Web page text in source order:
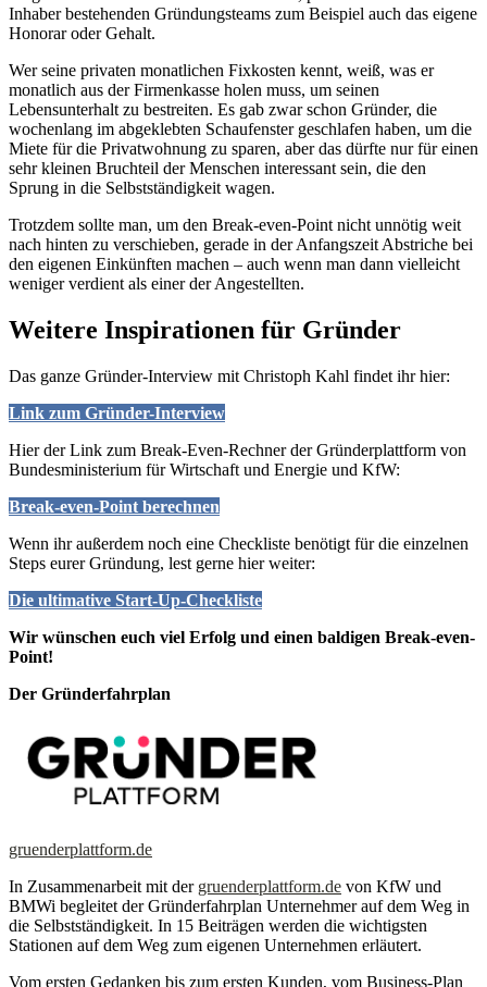
Inhaber bestehenden Gründungsteams zum Beispiel auch das eigene
Honorar oder Gehalt.
Wer seine privaten monatlichen Fixkosten kennt, weiß, was er
monatlich aus der Firmenkasse holen muss, um seinen
Lebensunterhalt zu bestreiten. Es gab zwar schon Gründer, die
wochenlang im abgeklebten Schaufenster geschlafen haben, um die
Miete für die Privatwohnung zu sparen, aber das dürfte nur für einen
sehr kleinen Bruchteil der Menschen interessant sein, die den
Sprung in die Selbstständigkeit wagen.
Trotzdem sollte man, um den Break-even-Point nicht unnötig weit
nach hinten zu verschieben, gerade in der Anfangszeit Abstriche bei
den eigenen Einkünften machen – auch wenn man dann vielleicht
weniger verdient als einer der Angestellten.
Weitere Inspirationen für Gründer
Das ganze Gründer-Interview mit Christoph Kahl findet ihr hier:
Link zum Gründer-Interview
Hier der Link zum Break-Even-Rechner der Gründerplattform von
Bundesministerium für Wirtschaft und Energie und KfW:
Break-even-Point berechnen
Wenn ihr außerdem noch eine Checkliste benötigt für die einzelnen
Steps eurer Gründung, lest gerne hier weiter:
Die ultimative Start-Up-Checkliste
Wir wünschen euch viel Erfolg und einen baldigen Break-even-
Point!
Der Gründerfahrplan
gruenderplattform.de
In Zusammenarbeit mit der gruenderplattform.de von KfW und
BMWi begleitet der Gründerfahrplan Unternehmer auf dem Weg in
die Selbstständigkeit. In 15 Beiträgen werden die wichtigsten
Stationen auf dem Weg zum eigenen Unternehmen erläutert.
Vom ersten Gedanken bis zum ersten Kunden, vom Business-Plan